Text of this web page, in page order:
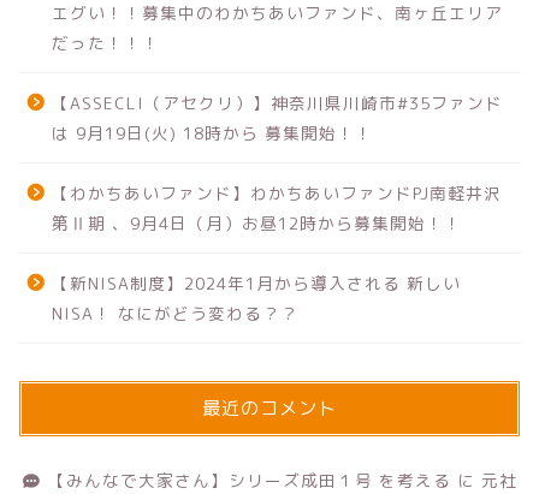
エグい！！募集中のわかちあいファンド、南ヶ丘エリア
だった！！！
【ASSECLI（アセクリ）】神奈川県川崎市#35ファンド
は 9月19日(火) 18時から 募集開始！！
【わかちあいファンド】わかちあいファンドPJ南軽井沢
第Ⅱ期 、9月4日（月）お昼12時から募集開始！！
【新NISA制度】2024年1月から導入される 新しい
NISA！ なにがどう変わる？？
最近のコメント
【みんなで大家さん】シリーズ成田１号 を考える に 元社